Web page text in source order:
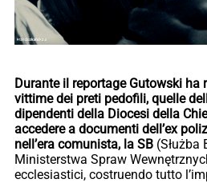
Durante il reportage Gutowski ha
vittime dei preti pedofili, quelle
dipendenti della Diocesi della
accedere a documenti dell’ex
nell’era comunista, la SB (Służba
Ministerstwa Spraw
ecclesiastici, costruendo tutto